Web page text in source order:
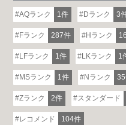
AQランク 1件 Dランク 3
Fランク 287件 Hランク
LFランク 1件 LKランク 1
MSランク 1件 Nランク
Zランク 2件 スタンダード
レコメンド 104件